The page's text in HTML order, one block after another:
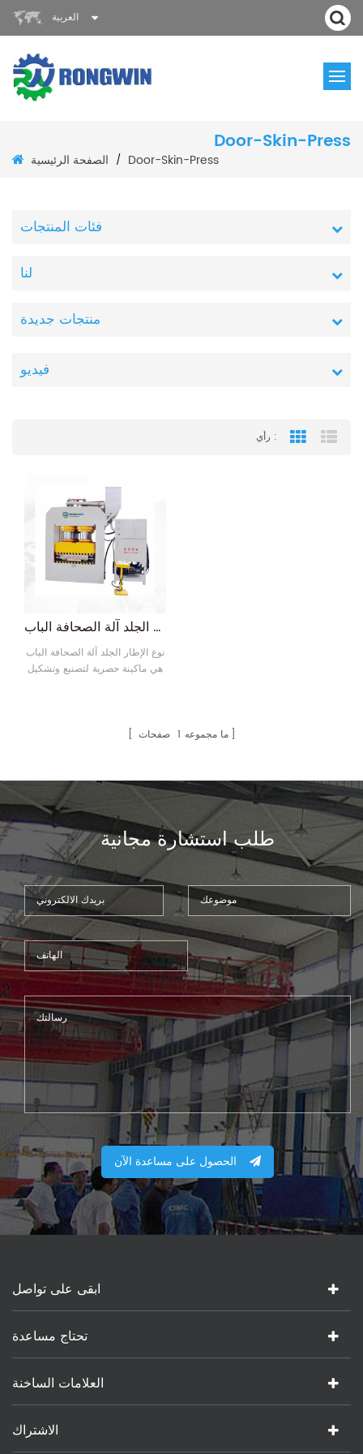
العربية
Door-Skin-Press
الصفحة الرئيسية / Door-Skin-Press
فئات المنتجات
لنا
منتجات جديدة
فيديو
رأي : Grid View
نوع الإطار الجلد آلة الصحافة الباب
نوع الإطار الجلد آلة الصحافة الباب
هي ماكينة حصرية لتصنيع وتشكيل
المقاوم للصدأ ، والبوابات الحديدية
ما مجموعه 1 صفحات
طلب استشارة مجانية
الحصول على مساعدة الآن
ابقى على تواصل
تحتاج مساعدة
العلامات الساخنة
الاشتراك